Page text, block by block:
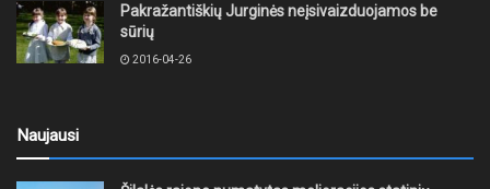
Pakražantiškių Jurginės neįsivaizduojamos be
sūrių
2016-04-26
Naujausi